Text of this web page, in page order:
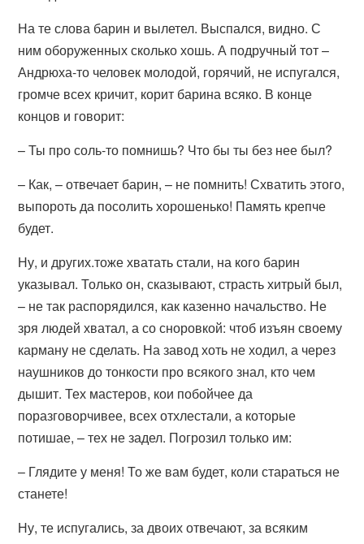
На те слова барин и вылетел. Выспался, видно. С
ним оборуженных сколько хошь. А подручный тот –
Андрюха-то человек молодой, горячий, не испугался,
громче всех кричит, корит барина всяко. В конце
концов и говорит:
– Ты про соль-то помнишь? Что бы ты без нее был?
– Как, – отвечает барин, – не помнить! Схватить этого,
выпороть да посолить хорошенько! Память крепче
будет.
Ну, и других.тоже хватать стали, на кого барин
указывал. Только он, сказывают, страсть хитрый был,
– не так распорядился, как казенно начальство. Не
зря людей хватал, а со сноровкой: чтоб изъян своему
карману не сделать. На завод хоть не ходил, а через
наушников до тонкости про всякого знал, кто чем
дышит. Тех мастеров, кои побойчее да
поразговорчивее, всех отхлестали, а которые
потишае, – тех не задел. Погрозил только им:
– Глядите у меня! То же вам будет, коли стараться не
станете!
Ну, те испугались, за двоих отвечают, за всяким